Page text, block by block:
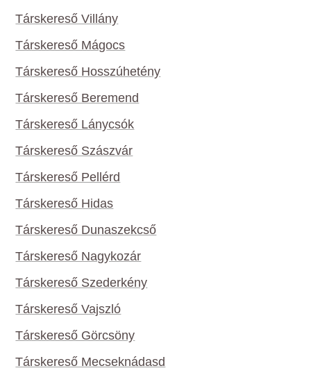
Társkereső Villány
Társkereső Mágocs
Társkereső Hosszúhetény
Társkereső Beremend
Társkereső Lánycsók
Társkereső Szászvár
Társkereső Pellérd
Társkereső Hidas
Társkereső Dunaszekcső
Társkereső Nagykozár
Társkereső Szederkény
Társkereső Vajszló
Társkereső Görcsöny
Társkereső Mecseknádasd